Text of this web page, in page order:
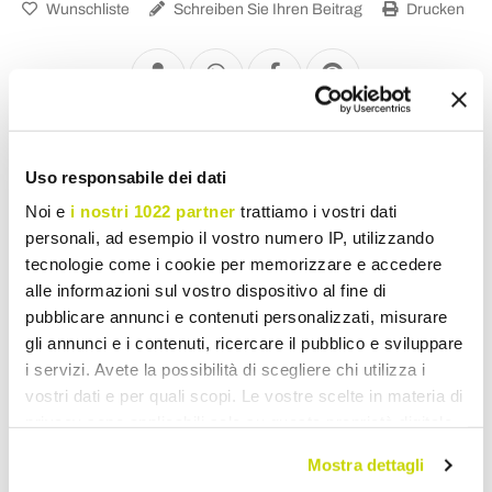
Uso responsabile dei dati
Noi e i nostri 1022 partner trattiamo i vostri dati
personali, ad esempio il vostro numero IP, utilizzando
tecnologie come i cookie per memorizzare e accedere
alle informazioni sul vostro dispositivo al fine di
pubblicare annunci e contenuti personalizzati, misurare
gli annunci e i contenuti, ricercare il pubblico e sviluppare
i servizi. Avete la possibilità di scegliere chi utilizza i
vostri dati e per quali scopi. Le vostre scelte in materia di
modificare o revocare il proprio consenso in qualsiasi
Mostra dettagli
Wunschliste Schreiben Sie Ihren Beitrag Drucken
Vintage Deckenlampen